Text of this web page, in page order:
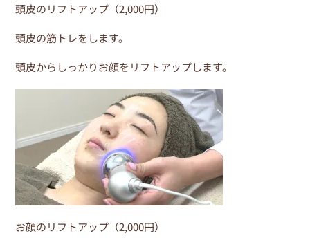
頭皮のリフトアップ（2,000円）
頭皮の筋トレをします。
頭皮からしっかりお顔をリフトアップします。
お顔のリフトアップ（2,000円）